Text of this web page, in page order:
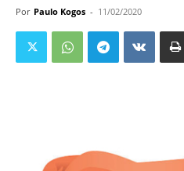
Por Paulo Kogos - 11/02/2020